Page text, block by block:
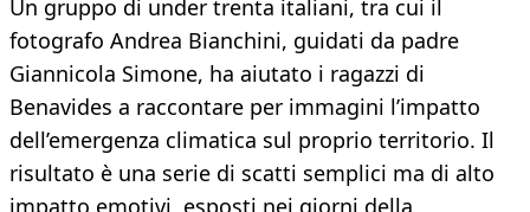
Un gruppo di under trenta italiani, tra cui il
fotografo Andrea Bianchini, guidati da padre
Giannicola Simone, ha aiutato i ragazzi di
Benavides a raccontare per immagini l’impatto
dell’emergenza climatica sul proprio territorio. Il
risultato è una serie di scatti semplici ma di alto
impatto emotivi, esposti nei giorni della